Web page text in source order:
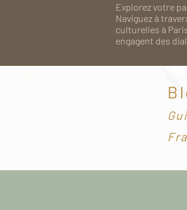
Explorez votre
Naviguez à
culturelles à
engagent des
G